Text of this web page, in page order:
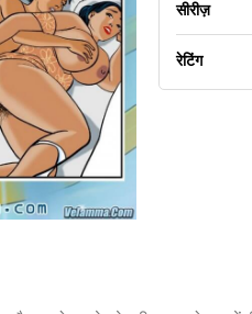
सीरीज़
रेटिंग